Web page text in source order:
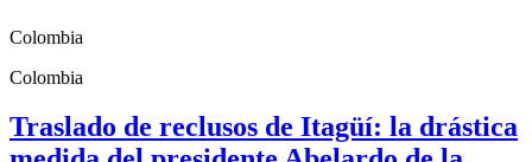
Colombia
Colombia
Traslado de reclusos de Itagüí: la drástica